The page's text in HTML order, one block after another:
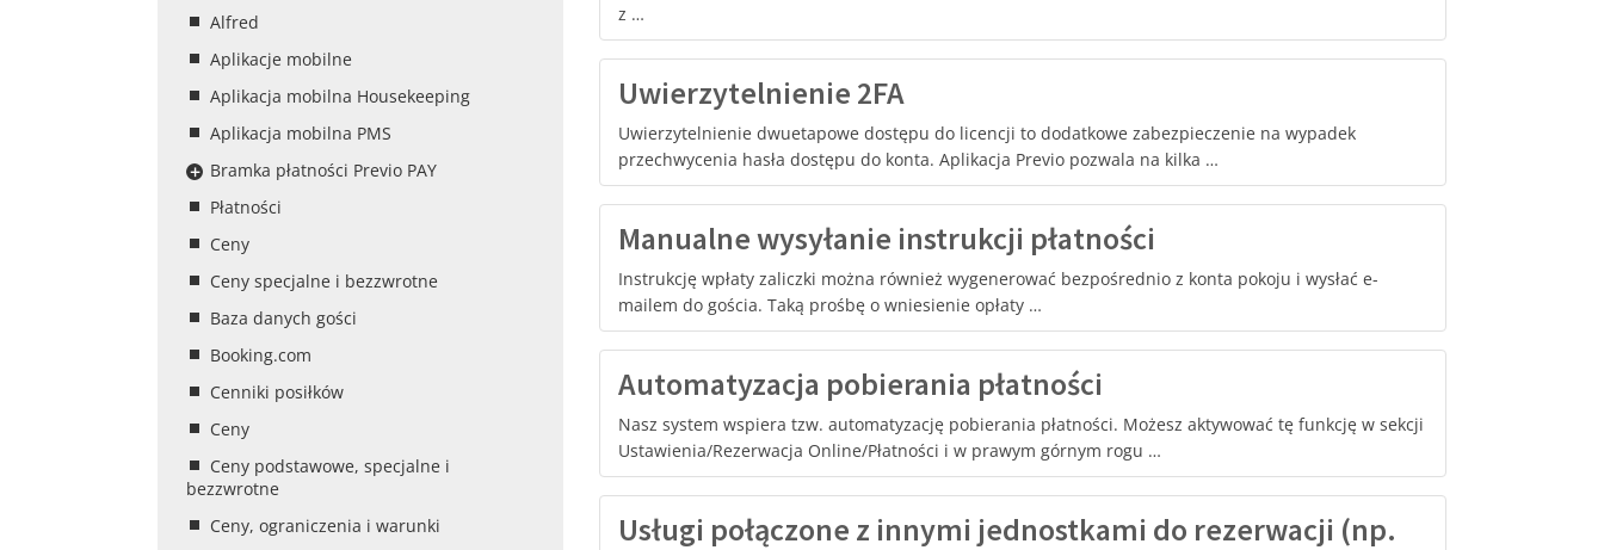
Alfred
Aplikacje mobilne
Aplikacja mobilna Housekeeping
Aplikacja mobilna PMS
Bramka płatności Previo PAY
Płatności
Ceny
Ceny specjalne i bezzwrotne
Baza danych gości
Booking.com
Cenniki posiłków
Ceny
Ceny podstawowe, specjalne i
bezzwrotne
Ceny, ograniczenia i warunki
z …
Uwierzytelnienie 2FA
Uwierzytelnienie dwuetapowe dostępu do licencji to dodatkowe zabezpieczenie na wypadek
przechwycenia hasła dostępu do konta. Aplikacja Previo pozwala na kilka …
Manualne wysyłanie instrukcji płatności
Instrukcję wpłaty zaliczki można również wygenerować bezpośrednio z konta pokoju i wysłać e-
mailem do gościa. Taką prośbę o wniesienie opłaty …
Automatyzacja pobierania płatności
Nasz system wspiera tzw. automatyzację pobierania płatności. Możesz aktywować tę funkcję w sekcji
Ustawienia/Rezerwacja Online/Płatności i w prawym górnym rogu …
Usługi połączone z innymi jednostkami do rezerwacji (np.